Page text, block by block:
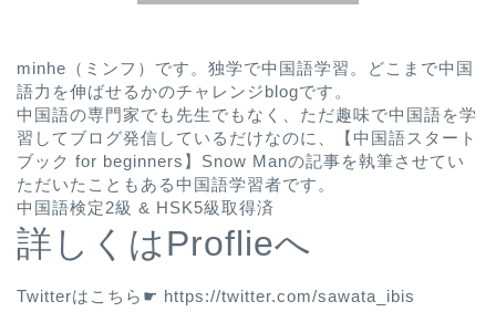
minhe（ミンフ）です。独学で中国語学習。どこまで中国
語力を伸ばせるかのチャレンジblogです。
中国語の専門家でも先生でもなく、ただ趣味で中国語を学
習してブログ発信しているだけなのに、
【中国語スタート
ブック for beginners】Snow Manの記事を執筆させてい
ただいたこともある中国語学習者です。
中国語検定2級 & HSK5級取得済
詳しくはProflieへ
Twitterはこちら☛ https://twitter.com/sawata_ibis